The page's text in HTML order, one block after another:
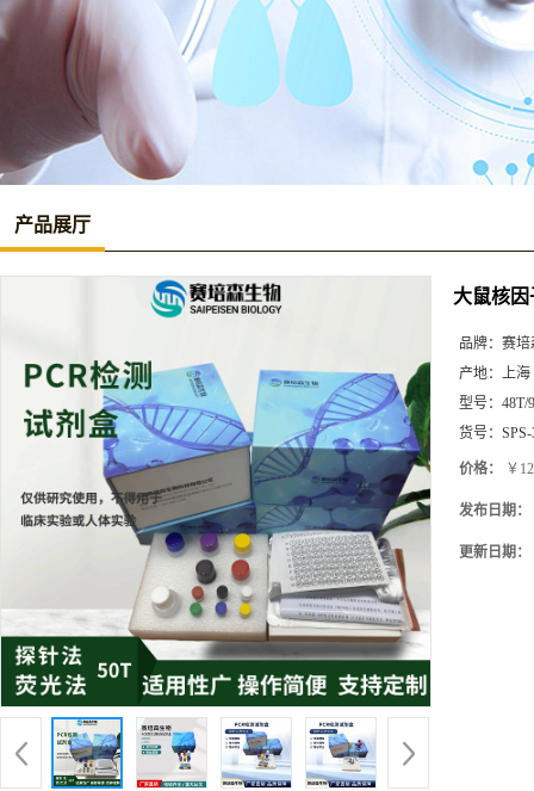
产品展厅
大鼠核
品牌： 赛培
产地： 上海
型号： 48T/
货号：
价格： ￥
发布日期：
更新日期：